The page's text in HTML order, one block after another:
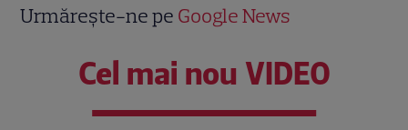
Urmărește-ne pe Google News
Cel mai nou VIDEO